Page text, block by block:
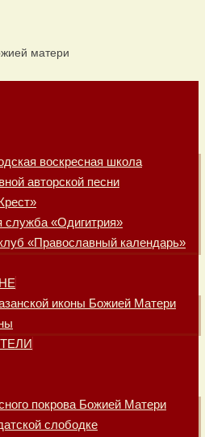
воскресная школа
авторской песни
служба «Одигитрия»
«Православный календарь»
иконы Божией Матери
покрова Божией Матери
слободке